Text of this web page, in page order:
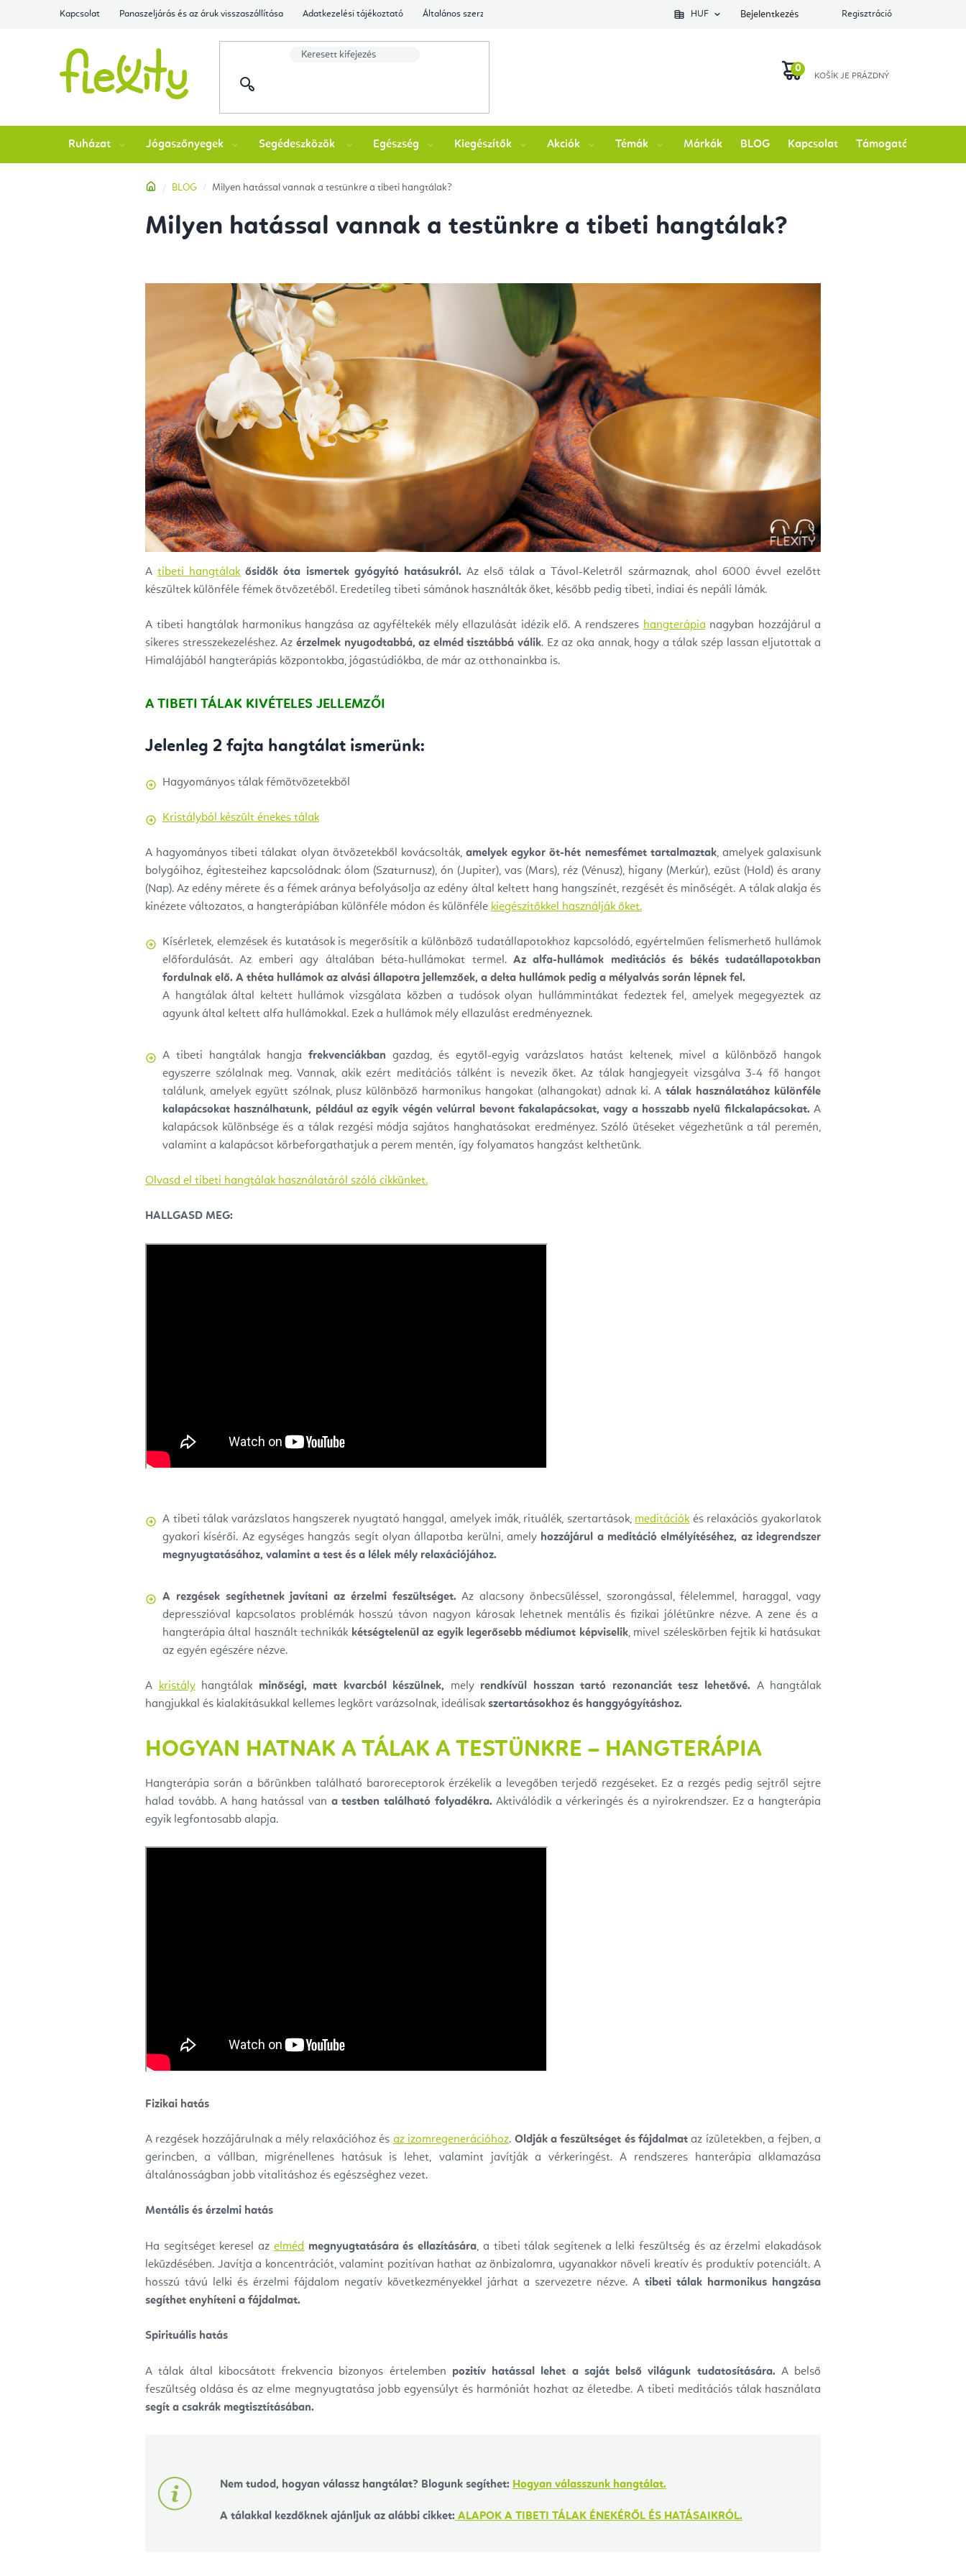
Kapcsolat Panaszeljárás és az áruk visszaszállítása Adatkezelési tájékoztató Általános szerződési feltételek Ellenőrizze a rendelés állapotátHUF Bejelentkezés Regisztráció
Ruházat Jógaszőnyegek Segédeszközök Egészség Kiegészítők Akciók Témák Márkák BLOG Kapcsolat Támogatás
Kezdőlap
BLOG Milyen hatással vannak a testünkre a tibeti hangtálak?
Milyen hatással vannak a testünkre a tibeti hangtálak?
Atibeti hangtálak ősidők óta ismertek gyógyító hatásukról. Az első tálak a Távol-Keletről származnak, ahol 6000 évvel ezelőtt
készültek különféle fémek ötvözetéből. Eredetileg tibeti sámánok használták őket, később pedig tibeti, indiai és nepáli lámák.
A tibeti hangtálak harmonikus hangzása az agyféltekék mély ellazulását idézik elő. A rendszeres hangterápia nagyban hozzájárul a
sikeres stresszekezeléshez. Az érzelmek nyugodtabbá, az elméd tisztábbá válik. Ez az oka annak, hogy a tálak szép lassan eljutottak a
Himalájából hangterápiás központokba, jógastúdiókba, de már az otthonainkba is.
A TIBETI TÁLAK KIVÉTELES JELLEMZŐI
Jelenleg 2 fajta hangtálat ismerünk:
Hagyományos tálak fémötvözetekből
Kristályból készült énekes tálak
A hagyományos tibeti tálakat olyan ötvözetekből kovácsolták,amelyek egykor öt-hét nemesfémet tartalmaztak, amelyek galaxisunk
bolygóihoz, égitesteihez kapcsolódnak: ólom (Szaturnusz), ón (Jupiter), vas (Mars), réz (Vénusz), higany (Merkúr), ezüst (Hold) és arany
(Nap). Az edény mérete és a fémek aránya befolyásolja az edény által keltett hang hangszínét, rezgését és minőségét. A tálak alakja és
kinézete változatos, a hangterápiában különféle módon és különféle kiegészítőkkel használják őket.
Kísérletek, elemzések és kutatások is megerősítik a különböző tudatállapotokhoz kapcsolódó, egyértelműen felismerhető hullámok
előfordulását.Az emberi agy általában béta-hullámokat termel. Az alfa-hullámok meditációs és békés tudatállapotokban
fordulnak elő. A théta hullámok az alvási állapotra jellemzőek, a delta hullámok pedig a mélyalvás során lépnek fel.
A hangtálak által keltett hullámok vizsgálata közben a tudósok olyan hullámmintákat fedeztek fel, amelyek megegyeztek az
agyunk által keltett alfa hullámokkal. Ezek a hullámok mély ellazulást eredményeznek.
A tibeti hangtálak hangja frekvenciákban gazdag, és egytől-egyig varázslatos hatást keltenek, mivel a különböző hangok
egyszerre szólalnak meg. Vannak, akik ezért meditációs tálként is nevezik őket. Az tálak hangjegyeit vizsgálva 3-4 fő hangot
találunk, amelyek együtt szólnak, plusz különböző harmonikus hangokat (alhangokat) adnak ki. Atálak használatához különféle
kalapácsokat használhatunk, például az egyik végén velúrral bevont fakalapácsokat, vagy a hosszabb nyelű filckalapácsokat. A
kalapácsok különbsége és a tálak rezgési módja sajátos hanghatásokat eredményez. Szóló ütéseket végezhetünk a tál peremén,
valamint a kalapácsot körbeforgathatjuk a perem mentén, így folyamatos hangzást kelthetünk.
Olvasd el tibeti hangtálak használatáról szóló cikkünket.
HALLGASD MEG:
A tibeti tálak varázslatos hangszerek nyugtató hanggal, amelyek imák, rituálék, szertartások, meditációk és relaxációs gyakorlatok
gyakori kísérői. Az egységes hangzás segít olyan állapotba kerülni, amely hozzájárul a meditáció elmélyítéséhez, az idegrendszer
megnyugtatásához, valamint a test és a lélek mély relaxációjához.
A rezgések segíthetnek javítani az érzelmi feszültséget. Az alacsony önbecsüléssel, szorongással, félelemmel, haraggal, vagy
depresszióval kapcsolatos problémák hosszú távon nagyon károsak lehetnek mentális és fizikai jólétünkre nézve. A zene és a
hangterápia által használt technikák kétségtelenül az egyik legerősebb médiumot képviselik, mivel széleskörben fejtik ki hatásukat
az egyén egészére nézve.
A kristályhangtálak minőségi, matt kvarcból készülnek, mely rendkívül hosszan tartó rezonanciát tesz lehetővé.
A hangtálak
hangjukkal és kialakításukkal kellemes legkört varázsolnak, ideálisak szertartásokhoz és hanggyógyításhoz.
HOGYAN HATNAK A TÁLAK A TESTÜNKRE – HANGTERÁPIA
Hangterápia során a bőrünkben található baroreceptorok érzékelik a levegőben terjedő rezgéseket. Ez a rezgés pedig sejtről sejtre
halad tovább. A hang hatással van a testben található folyadékra. Aktiválódik a vérkeringés és a nyirokrendszer. Ez a hangterápia
egyik legfontosabb alapja.
Fizikai hatás
A rezgések hozzájárulnak a mély relaxációhoz és az izomregenerációhoz. Oldják a feszültséget és fájdalmat az ízületekben, a fejben, a
gerincben, a vállban, migrénellenes hatásuk is lehet, valamint javítják a vérkeringést. A rendszeres hanterápia alklamazása
általánosságban jobb vitalitáshoz és egészséghez vezet.
Mentális és érzelmi hatás
Ha segítséget keresel az elméd megnyugtatására és ellazítására, a tibeti tálak segítenek a lelki feszültség és az érzelmi elakadások
leküzdésében. Javítja a koncentrációt, valamint pozitívan hathat az önbizalomra, ugyanakkor növeli kreatív és produktív potenciált. A
hosszú távú lelki és érzelmi fájdalom negatív következményekkel járhat a szervezetre nézve. A tibeti tálak harmonikus hangzása
segíthet enyhíteni a fájdalmat.
Spirituális hatás
A tálak által kibocsátott frekvencia bizonyos értelemben pozitív hatással lehet a saját belső világunk tudatosítására. A belső
feszültség oldása és az elme megnyugtatása jobb egyensúlyt és harmóniát hozhat az életedbe. A tibeti meditációs tálak használata
segít a csakrák megtisztításában.
Nem tudod, hogyan válassz hangtálat? Blogunk segíthet: Hogyan válasszunk hangtálat.
A tálakkal kezdőknek ajánljuk az alábbi cikket: ALAPOK A TIBETI TÁLAK ÉNEKÉRŐL ÉS HATÁSAIKRÓL.